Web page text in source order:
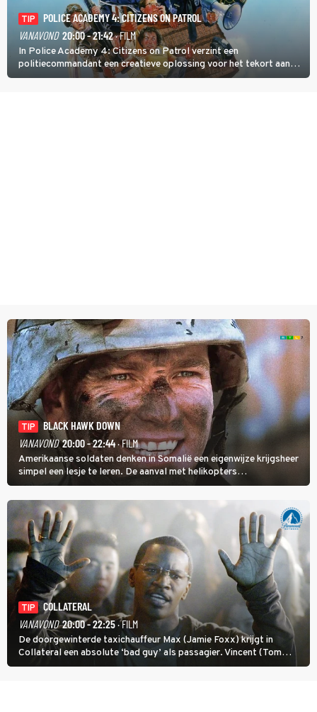
TIP
POLICE ACADEMY 4: CITIZENS ON PATROL
VANAVOND 20:00 - 21:42· FILM
In Police Academy 4: Citizens on Patrol verzint een
politiecommandant een creatieve oplossing voor het tekort aan
agenten.
TIP
BLACK HAWK DOWN
VANAVOND 20:00 - 22:44· FILM
Amerikaanse soldaten denken in Somalië een eigenwijze krijgsheer
simpel een lesje te leren. De aanval met helikopters
verloopt in Black Hawk down dramatisch.
TIP
COLLATERAL
VANAVOND 20:00 - 22:25· FILM
De doorgewinterde taxichauffeur Max (Jamie Foxx) krijgt in
Collateral een absolute ‘bad guy’ als passagier. Vincent (Tom
Cruise) heeft hem nodig om hem de stad door te loodsen om een